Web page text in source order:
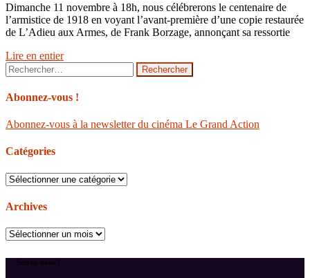
Dimanche 11 novembre à 18h, nous célébrerons le centenaire de
l’armistice de 1918 en voyant l’avant-première d’une copie restaurée
de L’Adieu aux Armes, de Frank Borzage, annonçant sa ressortie
Lire en entier
Rechercher :
Abonnez-vous !
Abonnez-vous à la newsletter du cinéma Le Grand Action
Catégories
Catégories
Archives
Archives
Suivez-nous !